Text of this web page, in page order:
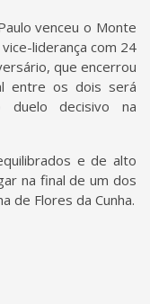
venceu o Monte
liderança com 24
que encerrou
entre os dois será
decisivo na
e de alto
na final de um dos
de Flores da Cunha.